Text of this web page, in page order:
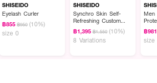
ติดทนนาน สีไม่ดรอประหว่างวัน
ติมความชุ่มชื้นให้ริมฝีปาก
SHISEIDO
Eyelash Curler
฿855 ฿950 (10%)
size 0
SHISEIDO
Synchro Skin Self-
Refreshing Custom
Finish Powder
Foundation (Refill)
฿1,395 ฿1,550 (10%)
8 Variations
Men
฿981
size